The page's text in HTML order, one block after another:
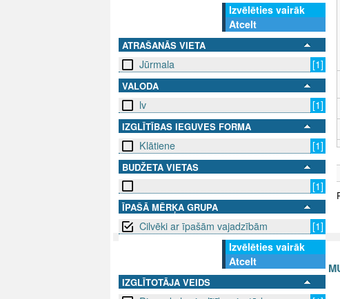
Izvēlēties vairāk
Atcelt
ATRAŠANĀS VIETA
Jūrmala [1]
VALODA
lv [1]
IZGLĪTĪBAS IEGUVES FORMA
Klātiene [1]
BUDŽETA VIETAS
[1]
ĪPAŠĀ MĒRĶA GRUPA
Cilvēki ar īpašām vajadzībām
[1]
Izvēlēties vairāk
Atcelt
IZGLĪTOTĀJA VEIDS
SAZINIES AR